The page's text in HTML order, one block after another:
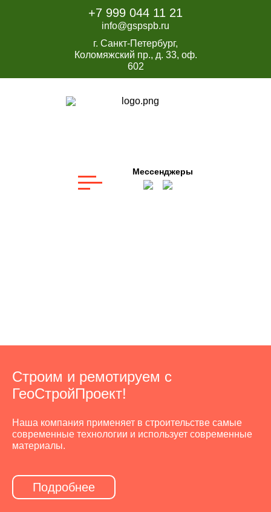
+7 999 044 11 21
info@gspspb.ru
г. Санкт-Петербург,
Коломяжский пр., д. 33, оф.
602
Мессенджеры
Строим и ремотируем с
ГеоСтройПроект!
Наша компания применяет в строительстве самые
современные технологии и использует современные
материалы.
Подробнее